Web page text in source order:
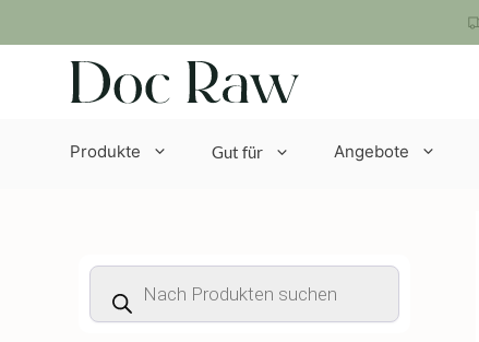
Inhalt
springen
Produkte Gut für Angebote
Products
search